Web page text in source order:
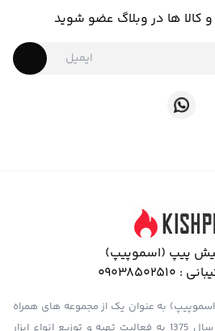
و کالا ها در وبلاگ عضو شوید
پیپ (اسموپیپ)
:
09038502510
به عنوان یک از مجموعه های همراه
اسموکیش (smokish.ir) که از سال 1375 به فعالیت تهیه و توزیع انواع ابزار